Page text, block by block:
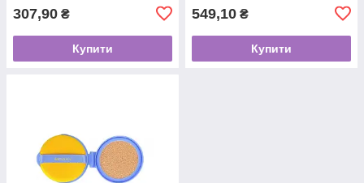
307,90 ₴
Купити
549,10 ₴
Купити